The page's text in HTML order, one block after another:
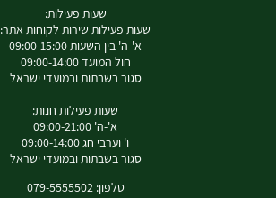
שעות פעילות:
שעות פעילות שירות לקוחות אתר:
א'-ה' בין השעות 09:00-15:00
חול המועד 09:00-14:00
סגור בשבתות ובמועדי ישראל
שעות פעילות חנות:
א'-ה' 09:00-21:00
ו' וערבי חג 09:00-14:00
סגור בשבתות ובמועדי ישראל
טלפון: 079-5555502